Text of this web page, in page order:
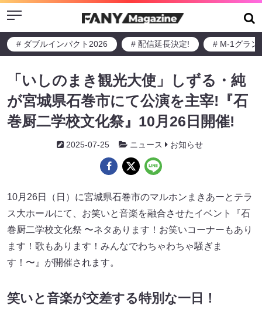
Menu
# ダブルインパクト2026 # 配信延長決定! # M-1グラン
「いしのまき観光大使」しずる・純
が宮城県石巻市にて公演を主宰!『石
巻厨二学校文化祭』10月26日開催!
2025-07-25 ニュース お知らせ
10月26日（日）に宮城県石巻市のマルホンまきあーとテラ
ス大ホールにて、お笑いと音楽を融合させたイベント『石
巻厨二学校文化祭 〜ネタあります！お笑いコーナーもあり
ます！歌もあります！みんなでわちゃわちゃ騒ぎま
す！〜』が開催されます。
笑いと音楽が交差する特別な一日！